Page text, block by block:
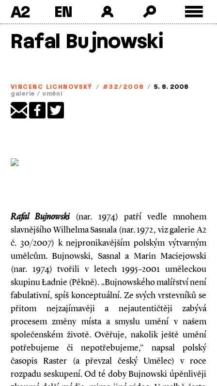
A2
Rafal Bujnowski
VINCENC LICHNOVSKÝ / #32/2008 / 5. 8. 2008
galerie / umění
Rafal Bujnowski(nar. 1974) patří vedle mnohem
slavnějšího Wilhelma Sasnala (nar. 1972, viz galerie A2
č. 30/2007) k nejpronikavějším polským výtvarným
umělcům. Bujnowski, Sasnal a Marin Maciejowski
(nar. 1974) tvořili v letech 1995–2001 uměleckou
skupinu Ładnie (Pěkně). „Bujnowského malířství není
fabulativní, spíš konceptuální. Ze svých vrstevníků se
přitom nejzajímavěji a nejautentičtěji zabývá
procesem změny místa a smyslu umění v našem
společenském životě. Ověřuje, nakolik ještě umění
potřebujeme či nepotřebujeme,“ napsal polský
časopis Raster (a převzal český Umělec) v roce
rozpadu seskupení. Od té doby Bujnowski úpěnlivěji